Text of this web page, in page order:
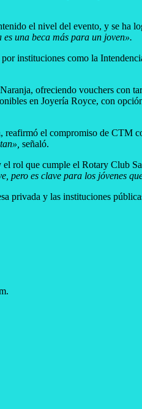
el nivel del evento, y se
es una beca más para un joven».
instituciones como la
ofreciendo vouchers con
en Joyería Royce, con
el compromiso de CTM
señaló.
que cumple el Rotary Club
pero es clave para los jóvenes
y las instituciones